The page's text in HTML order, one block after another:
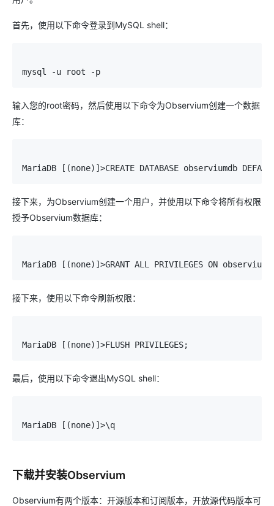
首先，使用以下命令登录到MySQL shell：
mysql -u root -p
输入您的root密码，然后使用以下命令为Observium创建一个数据
库：
MariaDB [(none)]>CREATE DATABASE observiumdb
接下来，为Observium创建一个用户，并使用以下命令将所有权限
授予Observium数据库：
MariaDB [(none)]>GRANT ALL PRIVILEGES ON
接下来，使用以下命令刷新权限：
MariaDB [(none)]>FLUSH PRIVILEGES;
最后，使用以下命令退出MySQL shell：
MariaDB [(none)]>\q
下载并安装Observium
Observium有两个版本：开源版本和订阅版本，开放源代码版本可